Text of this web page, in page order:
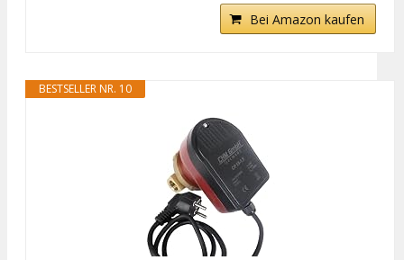
Bei Amazon kaufen
BESTSELLER NR. 10